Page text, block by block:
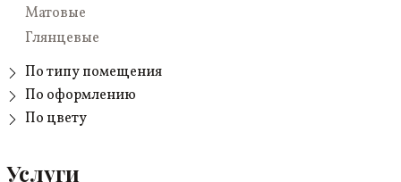
Матовые
Глянцевые
По типу помещения
В прихожую
В ванную
В гостиную
По оформлению
Звездное небо
Бесшовные
По цвету
Зеленые
Услуги